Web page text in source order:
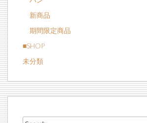
新商品
期間限定商品
■SHOP
未分類